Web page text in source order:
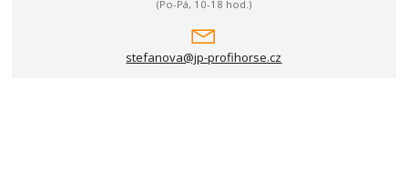
(Po-Pá, 10-18 hod.)
stefanova@jp-profihorse.cz